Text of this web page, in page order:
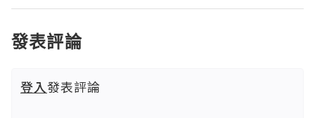
發表評論
登入發表評論